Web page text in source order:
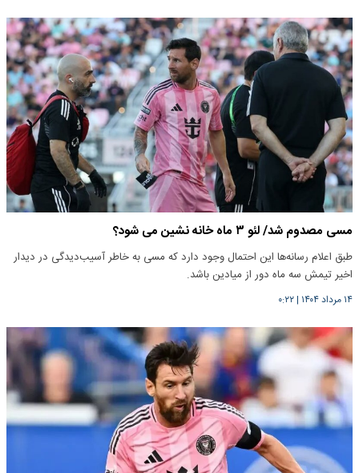
مسی مصدوم شد/ لئو ۳ ماه خانه نشین می شود؟
طبق اعلام رسانه‌ها این احتمال وجود دارد که مسی به خاطر آسیب‌دیدگی در دیدار
اخیر تیمش سه ماه دور از میادین باشد.
۱۴ مرداد ۱۴۰۴ |۰:۲۲